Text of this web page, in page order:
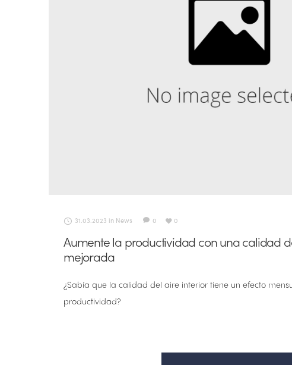
31.03.2023 in News 0 0
Aumente la productividad con una calidad
mejorada
¿Sabía que la calidad del aire interior tiene un efecto
productividad?